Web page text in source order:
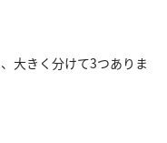
大きく分けて3つありま